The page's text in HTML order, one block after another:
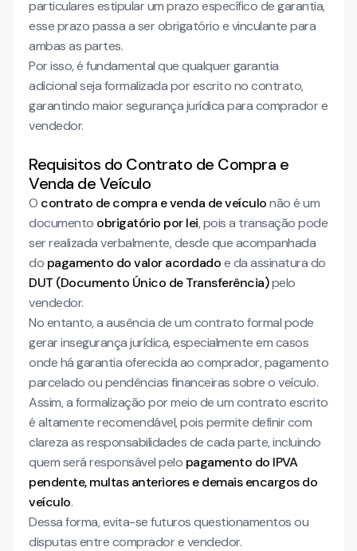
particulares estipular um prazo específico de garantia,
esse prazo passa a ser obrigatório e vinculante para
ambas as partes.
Por isso, é fundamental que qualquer garantia
adicional seja formalizada por escrito no contrato,
garantindo maior segurança jurídica para comprador e
vendedor.
Requisitos do Contrato de Compra e
Venda de Veículo
O contrato de compra e venda de veículonão é um
documento obrigatório por lei, pois a transação pode
ser realizada verbalmente, desde que acompanhada
do pagamento do valor acordadoe da assinatura do
DUT (Documento Único de Transferência)pelo
vendedor.
No entanto, a ausência de um contrato formal pode
gerar insegurança jurídica, especialmente em casos
onde há garantia oferecida ao comprador, pagamento
parcelado ou pendências financeiras sobre o veículo.
Assim, a formalização por meio de um contrato escrito
é altamente recomendável, pois permite definir com
clareza as responsabilidades de cada parte, incluindo
quem será responsável pelo pagamento do IPVA
pendente, multas anteriores e demais encargos do
veículo.
Dessa forma, evita-se futuros questionamentos ou
disputas entre comprador e vendedor.